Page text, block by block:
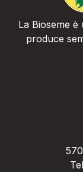
La Bioseme
produce